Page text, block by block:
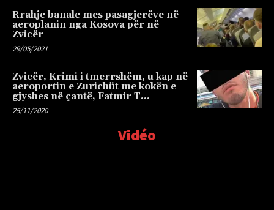
Rrahje banale mes pasagjerëve në
aeroplanin nga Kosova për në
Zvicër
29/05/2021
Zvicër, Krimi i tmerrshëm, u kap në
aeroportin e Zurichüt me kokën e
gjyshes në çantë, Fatmir T…
25/11/2020
Vidéo